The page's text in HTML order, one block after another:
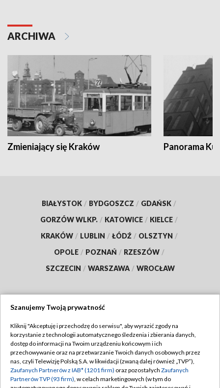
ARCHIWA
Zmieniający się Kraków Panorama
BIAŁYSTOK / BYDGOSZCZ / GDAŃSK /
GORZÓW WLKP. / KATOWICE / KIELCE /
KRAKÓW / LUBLIN / ŁÓDŹ / OLSZTYN /
OPOLE / POZNAŃ / RZESZÓW /
SZCZECIN / WARSZAWA / WROCŁAW
TVP
Abonament TVP
Emisja w TVP
Centrum informacji TVP
Regulamin TVP
Polityka prywatności
Szanujemy Twoją prywatność
Kliknij "Akceptuję i przechodzę do serwisu", aby wyrazić zgody na
korzystanie z technologii automatycznego śledzenia i zbierania danych,
dostęp do informacji na Twoim urządzeniu końcowym i ich
przechowywanie oraz na przetwarzanie Twoich danych osobowych przez
nas, czyli Telewizję Polską S.A. w likwidacji (zwaną dalej również „TVP”),
Zaufanych Partnerów z IAB* (1201 firm) oraz pozostałych Zaufanych
Partnerów TVP (93 firm), w celach marketingowych (w tym do